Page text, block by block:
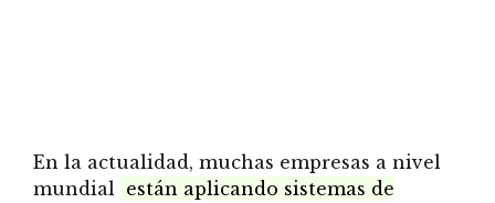
En la actualidad, muchas empresas a nivel
mundial están aplicando sistemas de